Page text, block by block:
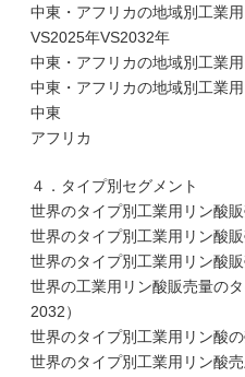
中東・アフリカの地域別工業
VS2025年VS2032年
中東・アフリカの地域別工業
中東・アフリカの地域別工業
中東
アフリカ
４．タイプ別セグメント
世界のタイプ別工業用リン酸
世界のタイプ別工業用リン酸
世界のタイプ別工業用リン酸
世界の工業用リン酸販売量の
2032）
世界のタイプ別工業用リン酸
世界のタイプ別工業用リン酸